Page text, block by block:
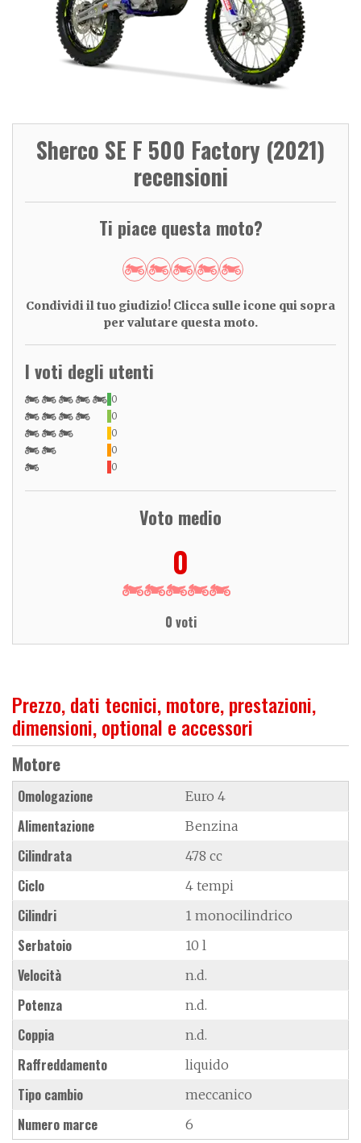
Sherco SE F 500 Factory (2021)
recensioni
Ti piace questa moto?
Condividi il tuo giudizio! Clicca sulle icone qui sopra
per valutare questa moto.
I voti degli utenti
0
0
0
0
0
Voto medio
0
0 voti
Prezzo, dati tecnici, motore, prestazioni,
dimensioni, optional e accessori
Motore
Omologazione Euro 4
Alimentazione Benzina
Cilindrata 478 cc
Ciclo 4 tempi
Cilindri 1 monocilindrico
Serbatoio 10 l
Velocità n.d.
Potenza n.d.
Coppia n.d.
Raffreddamento liquido
Tipo cambio meccanico
Numero marce 6